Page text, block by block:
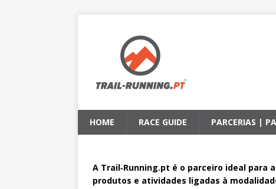
HOME RACE GUIDE PARCERIAS |
A Trail‑Running.pt é o parceiro ideal
produtos e atividades ligadas à